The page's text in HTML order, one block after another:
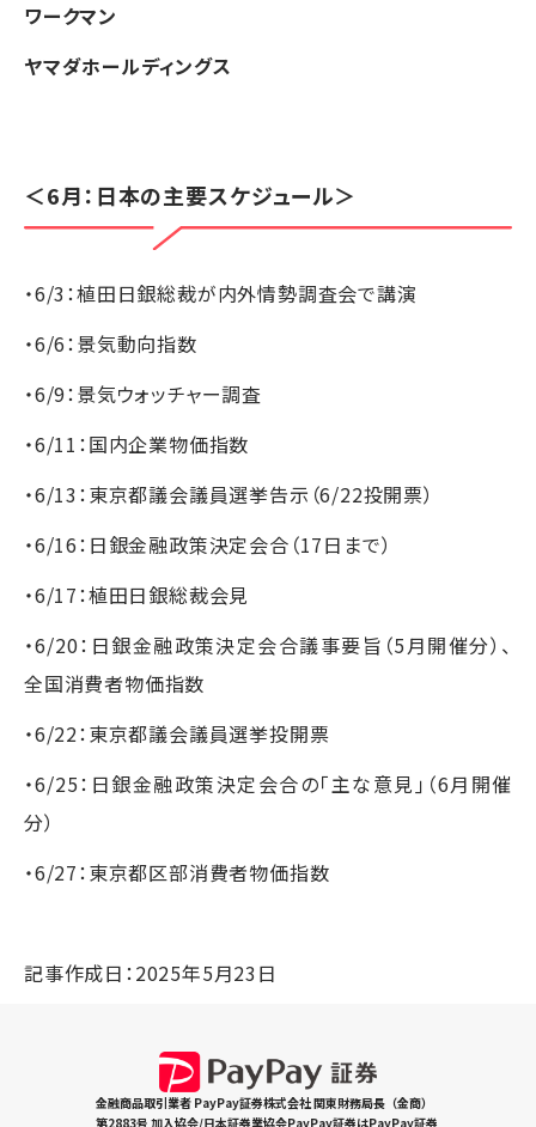
ワークマン
ヤマダホールディングス
＜6月：日本の主要スケジュール＞
・6/3：植田日銀総裁が内外情勢調査会で講演
・6/6：景気動向指数
・6/9：景気ウォッチャー調査
・6/11：国内企業物価指数
・6/13：東京都議会議員選挙告示（6/22投開票）
・6/16：日銀金融政策決定会合（17日まで）
・6/17：植田日銀総裁会見
・6/20：日銀金融政策決定会合議事要旨（5月開催分）、
全国消費者物価指数
・6/22：東京都議会議員選挙投開票
・6/25：日銀金融政策決定会合の｢主な意見｣（6月開催
分）
・6/27：東京都区部消費者物価指数
記事作成日：2025年5月23日
金融商品取引業者 PayPay証券株式会社 関東財務局長（金商）
第2883号 加入協会/日本証券業協会PayPay証券はPayPay証券